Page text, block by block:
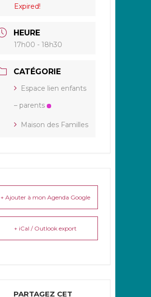
Expired!
HEURE
17h00 - 18h30
CATÉGORIE
Espace lien enfants
– parents
Maison des Familles
+ Ajouter à mon Agenda Google
+ iCal / Outlook export
PARTAGEZ CET